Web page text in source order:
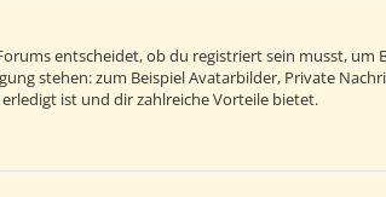
entscheidet, ob du registriert sein musst, um
stehen: zum Beispiel Avatarbilder, Private
ist und dir zahlreiche Vorteile bietet.